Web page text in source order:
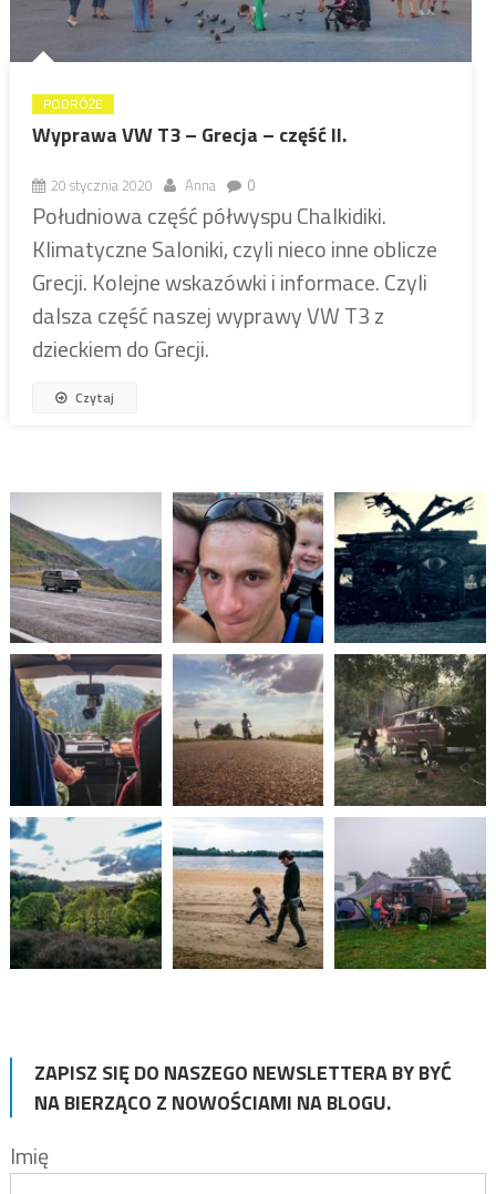
PODRÓŻE
Wyprawa VW T3 – Grecja – część II.
20 stycznia 2020 Anna 0
Południowa część półwyspu Chalkidiki.
Klimatyczne Saloniki, czyli nieco inne oblicze
Grecji. Kolejne wskazówki i informace. Czyli
dalsza część naszej wyprawy VW T3 z
dzieckiem do Grecji.
Czytaj
ZAPISZ SIĘ DO NASZEGO NEWSLETTERA BY BYĆ
NA BIERZĄCO Z NOWOŚCIAMI NA BLOGU.
Imię